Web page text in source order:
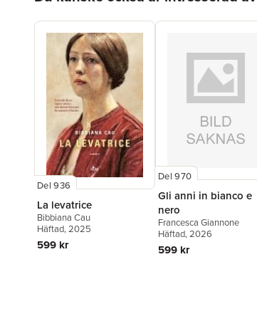
Del 936
La levatrice
Bibbiana Cau
Häftad, 2025
599 kr
Del 970
Gli anni in bianco e
nero
Francesca Giannone
Häftad, 2026
599 kr